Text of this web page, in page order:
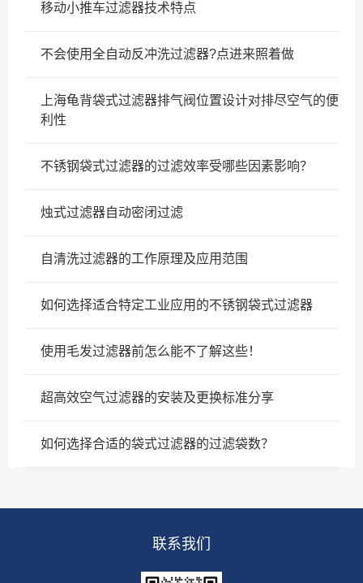
移动小推车过滤器技术特点
不会使用全自动反冲洗过滤器?点进来照着做
上海龟背袋式过滤器排气阀位置设计对排尽空气的便
利性
不锈钢袋式过滤器的过滤效率受哪些因素影响？
烛式过滤器自动密闭过滤
自清洗过滤器的工作原理及应用范围
如何选择适合特定工业应用的不锈钢袋式过滤器
使用毛发过滤器前怎么能不了解这些！
超高效空气过滤器的安装及更换标准分享
如何选择合适的袋式过滤器的过滤袋数？
联系我们